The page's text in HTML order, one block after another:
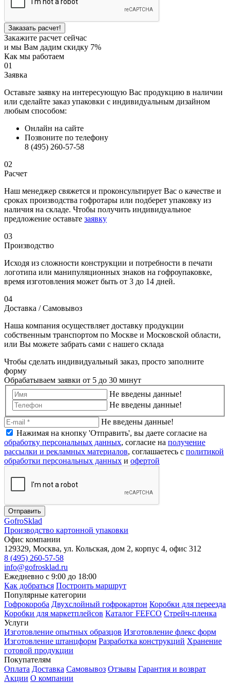
Заказать расчет!
Закажите расчет сейчас
и мы Вам дадим скидку 7%
Как мы работаем
01
Заявка
Оставьте заявку на интересующую Вас продукцию в наличии
или сделайте заказ упаковки с индивидуальным дизайном
любым способом:
Онлайн на сайте
Позвоните по телефону
8 (495) 260-57-58
02
Расчет
Наш менеджер свяжется и проконсультирует Вас о качестве и
сроках производства гофротары или подберет упаковку из
наличия на складе. Чтобы получить индивидуальное
предложение оставьте заявку
03
Производство
Исходя из сложности конструкции и потребности в печати
логотипа или манипуляционных знаков на гофроупаковке,
время изготовления может быть от 3 до 14 дней.
04
Доставка / Самовывоз
Наша компания осуществляет доставку продукции
собственным транспортом по Москве и Московской области,
или Вы можете забрать сами с нашего склада
Чтобы сделать индивидуальный заказ, просто заполните
форму
Обрабатываем заявки от 5 до 30 минут
Не введены данные!
Не введены данные!
Не введены данные!
Нажимая на кнопку 'Отправить', вы даете согласие на
обработку персональных данных, согласие на получение
рассылки и рекламных материалов, соглашаетесь c политикой
обработки персональных данных и офертой
Отправить
GofroSklad
Производство картонной упаковки
Офис компании
129329, Москва, ул. Кольская, дом 2, корпус 4, офис 312
8 (495) 260-57-58
info@gofrosklad.ru
Ежедневно с 9:00 до 18:00
Как добраться Построить маршрут
Популярные категории
Гофрокороба Двухслойный гофрокартон Коробки для переезда
Коробки для маркетплейсов Каталог FEFCO Стрейч-пленка
Услуги
Изготовление опытных образцов Изготовление флекс форм
Изготовление штанцформ Разработка конструкций Хранение
готовой продукции
Покупателям
Оплата Доставка Самовывоз Отзывы Гарантия и возврат
Акции О компании